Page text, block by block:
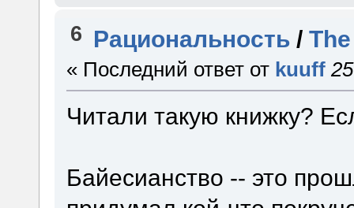
6 Рациональность /
« Последний ответ от kuuff
Читали такую книжку?
Байесианство -- это